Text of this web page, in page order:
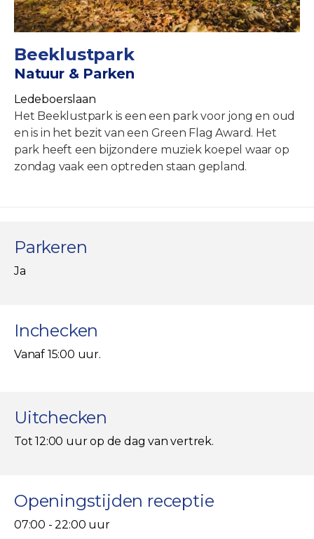
Beeklustpark
Natuur & Parken
Ledeboerslaan
Het Beeklustpark is een een park voor jong en oud
en is in het bezit van een Green Flag Award. Het
park heeft een bijzondere muziek koepel waar op
zondag vaak een optreden staan gepland.
Parkeren
Ja
Inchecken
Vanaf 15:00 uur.
Uitchecken
Tot 12:00 uur op de dag van vertrek.
Openingstijden receptie
07:00 - 22:00 uur